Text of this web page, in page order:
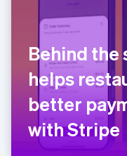
Behind the
helps
better
with Stripe
English
Croatie
English Italiano
Danemark
English
Émirats arabes
English
Espagne
EspañolEnglish